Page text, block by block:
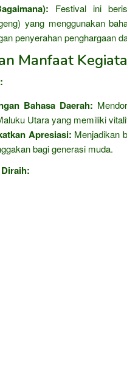
Festival ini
yang menggunakan
penyerahan penghargaan
Manfaat
Bahasa Daerah:
Utara yang memiliki
Apresiasi: Menjadikan
bagi generasi muda.